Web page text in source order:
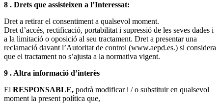
8 . Drets que assisteixen a l’Interessat:
Dret a retirar el consentiment a qualsevol moment.
Dret d’accés, rectificació, portabilitat i supressió de les seves dades i
a la limitació o oposició al seu tractament. Dret a presentar una
reclamació davant l’Autoritat de control (www.aepd.es.) si considera
que el tractament no s’ajusta a la normativa vigent.
9 . Altra informació d’interès
El RESPONSABLE, podrà modificar i / o substituir en qualsevol
moment la present política que,